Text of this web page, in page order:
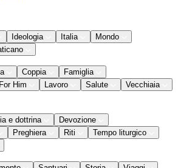
Ideologia Italia
Mondo
Coppia
Famiglia
Him
Lavoro Salute
Vecchiaia
e dottrina
Devozione
Preghiera Riti
Tempo liturgico